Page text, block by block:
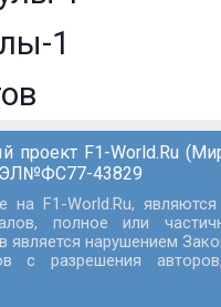
1
проект F1-World.Ru
43829
на F1-World.Ru,
полное или
является нарушением
с разрешения